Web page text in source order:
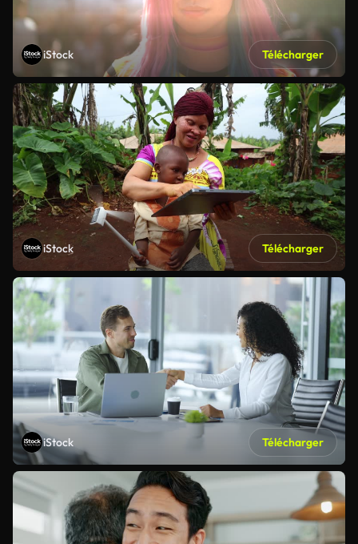
iStock Télécharger
iStock Télécharger
iStock Télécharger